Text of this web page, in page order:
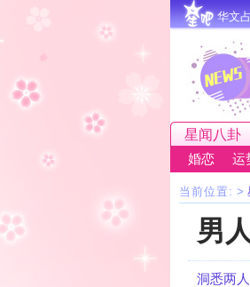
华文
星闻八卦
婚恋
运
当前位置: >
男
洞悉两